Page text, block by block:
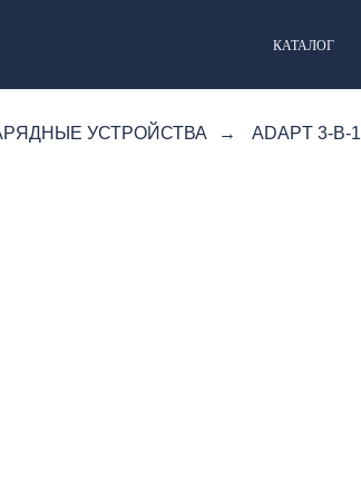
КАТАЛОГ
УСТРОЙСТВА → ADAPT 3-В-1